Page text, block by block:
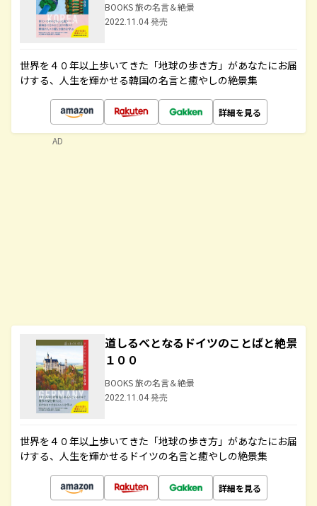
BOOKS 旅の名言＆絶景
2022.11.04 発売
世界を４０年以上歩いてきた「地球の歩き方」があなたにお届
けする、人生を輝かせる韓国の名言と癒やしの絶景集
詳細を見る
道しるべとなるドイツのことばと絶景
１００
BOOKS 旅の名言＆絶景
2022.11.04 発売
世界を４０年以上歩いてきた「地球の歩き方」があなたにお届
けする、人生を輝かせるドイツの名言と癒やしの絶景集
詳細を見る
AD